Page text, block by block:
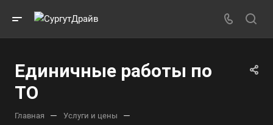
Единичные работы по
ТО
Главная — Услуги и цены —